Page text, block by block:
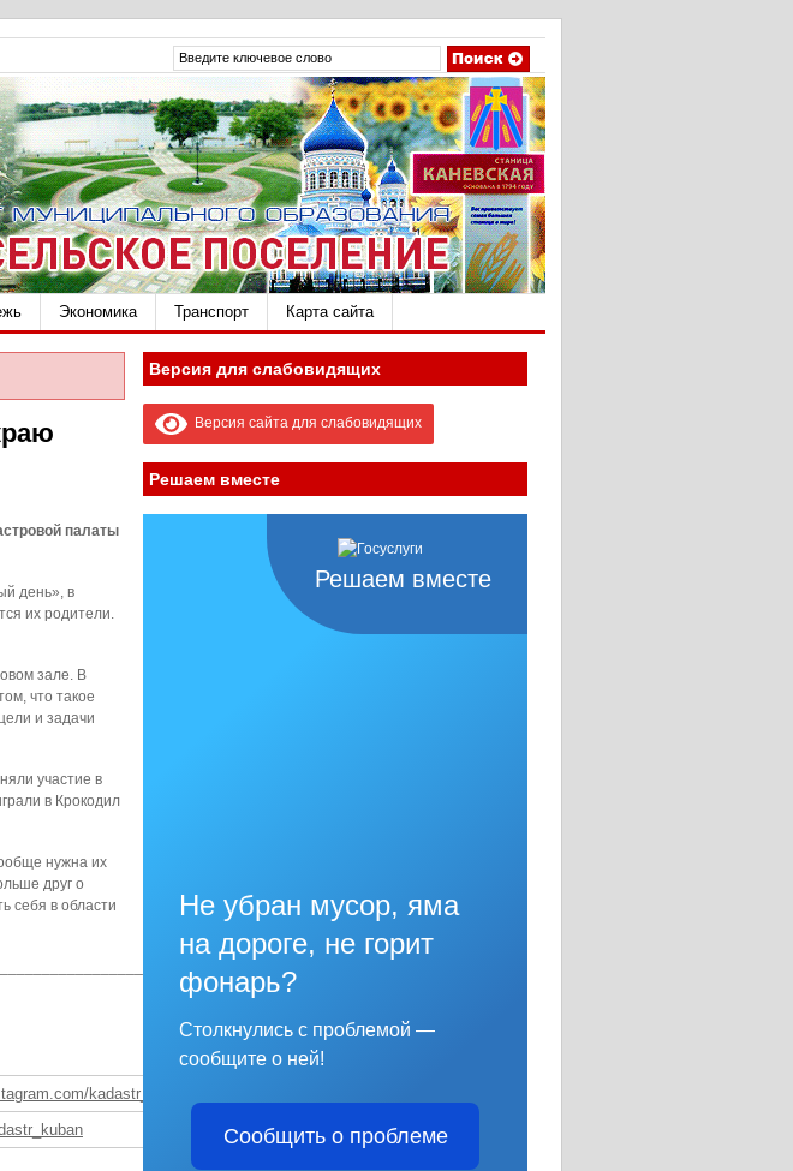
Экономика Транспорт Карта сайта
палаты
день», в
их родители.
зале. В
что такое
и задачи
участие в
в Крокодил
нужна их
друг о
себя в области
kadastr_kuban
Версия для слабовидящих
Версия сайта для слабовидящих
Решаем вместе
Решаем вместе
Не убран мусор, яма
на дороге, не горит
фонарь?
Столкнулись с проблемой —
сообщите о ней!
Сообщить о проблеме